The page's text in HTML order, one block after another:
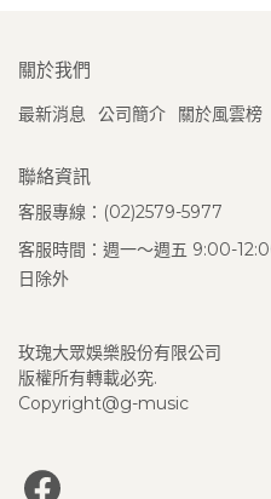
關於我們
最新消息 公司簡介 關於風雲榜
聯絡資訊
客服專線：(02)2579-5977
客服時間：週一～週五 9:00-
日除外
玫瑰大眾娛樂股份有限公司
版權所有轉載必究.
Copyright@g-music